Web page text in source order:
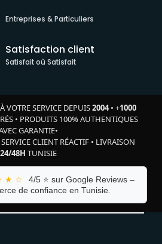
Entreprises & Particuliers
Satisfaction client
Satisfait où Satisfait
VOTRE SERVICE DEPUIS2004• +1000
• PRODUITS 100% AUTHENTIQUES
GARANTIE•
SERVICE CLIENT RÉACTIF • LIVRAISON
24/48H TUNISIE
★ ☆
4/5 ⭐ sur Google Reviews –
de confiance en Tunisie.